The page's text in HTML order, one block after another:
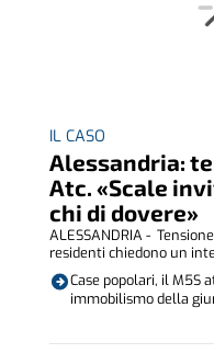
IL CASO
Alessandria:
Atc. «Scale
chi di dovere»
ALESSANDRIA -
residenti chiedono un
Case popolari, il M5S
immobilismo della